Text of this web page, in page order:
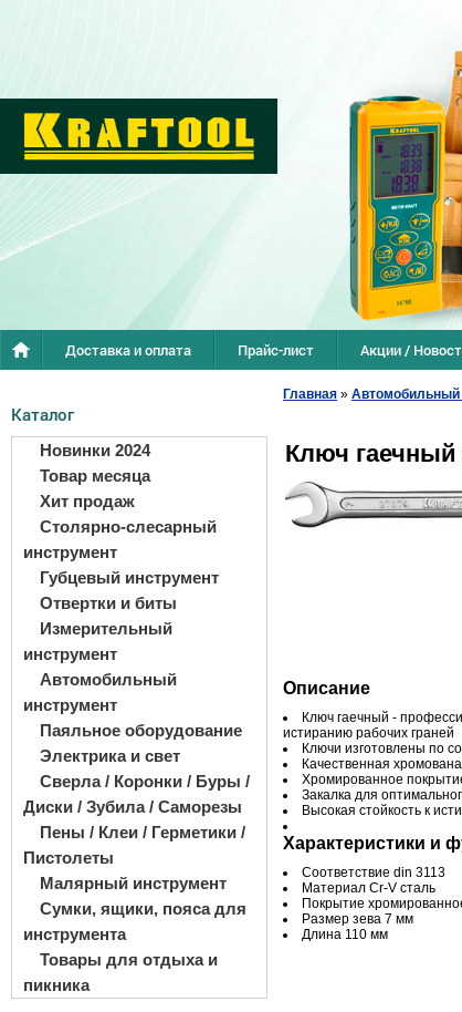
Доставка и оплата Прайс-лист Акции /
Каталог
Новинки 2024
Товар месяца
Хит продаж
Столярно-слесарный
инструмент
Губцевый инструмент
Отвертки и биты
Измерительный
инструмент
Автомобильный
инструмент
Паяльное оборудование
Электрика и свет
Сверла / Коронки / Буры /
Диски / Зубила / Саморезы
Пены / Клеи / Герметики /
Пистолеты
Малярный инструмент
Сумки, ящики, пояса для
инструмента
Товары для отдыха и
пикника
Главная » Автомобильный
Ключ гаечный
Описание
Ключ гаечный -
истиранию рабочих граней
Ключи изготовлены по
Качественная
Хромированное
Закалка для
Высокая стойкость к
Характеристики и
Соответствие din 3113
Материал Cr-V сталь
Покрытие
Размер зева 7 мм
Длина 110 мм